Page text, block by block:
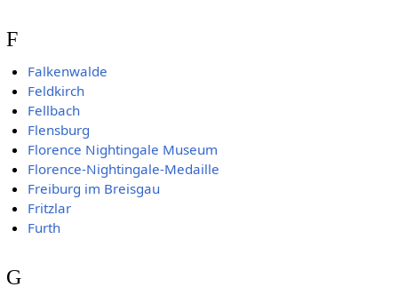
F
Falkenwalde
Feldkirch
Fellbach
Flensburg
Florence Nightingale Museum
Florence-Nightingale-Medaille
Freiburg im Breisgau
Fritzlar
Furth
G